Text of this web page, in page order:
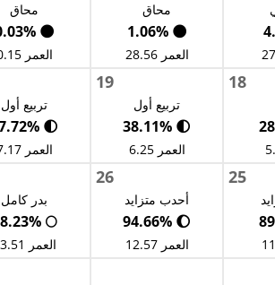
محاق
🌑 1.06%
العمر 28.56
محاق
🌑 0.03%
العمر 0.15
18
19
تربيع أول
🌓 38.11%
العمر 6.25
تربيع أول
🌓 47.72%
العمر 7.17
25
26
أحدب متزايد
🌔 94.66%
العمر 12.57
بدر كامل
🌕 98.23%
العمر 13.51